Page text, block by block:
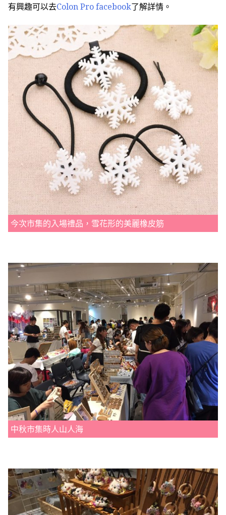
有興趣可以去Colon Pro facebook了解詳情。
今次市集的入場禮品，雪花形的美麗橡皮筋
中秋市集時人山人海